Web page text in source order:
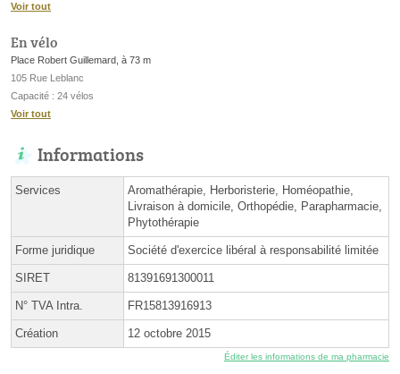
Voir tout
En vélo
Place Robert Guillemard, à 73 m
105 Rue Leblanc
Capacité : 24 vélos
Voir tout
Informations
Services
Aromathérapie, Herboristerie, Homéopathie,
Livraison à domicile, Orthopédie, Parapharmacie,
Phytothérapie
Forme juridique Société d'exercice libéral à responsabilité limitée
SIRET 81391691300011
N° TVA Intra. FR15813916913
Création 12 octobre 2015
Éditer les informations de ma pharmacie